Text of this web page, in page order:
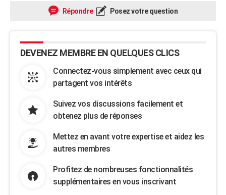
Répondre Posez votre question
DEVENEZ MEMBRE EN QUELQUES CLICS
Connectez-vous simplement avec ceux qui
partagent vos intérêts
Suivez vos discussions facilement et
obtenez plus de réponses
Mettez en avant votre expertise et aidez les
autres membres
Profitez de nombreuses fonctionnalités
supplémentaires en vous inscrivant